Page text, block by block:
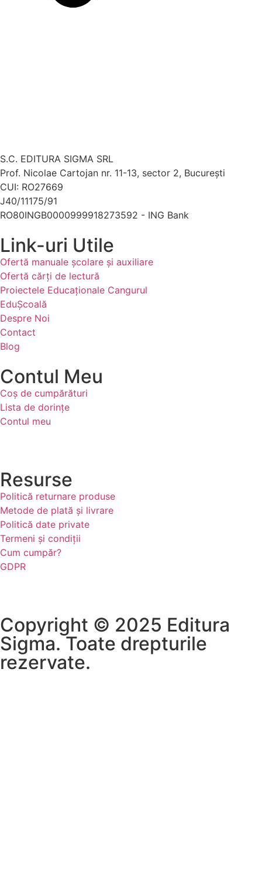
S.C. EDITURA SIGMA SRL
Prof. Nicolae Cartojan nr. 11-13, sector 2, București
CUI: RO27669
J40/11175/91
RO80INGB0000999918273592 - ING Bank
Link-uri Utile
Ofertă manuale şcolare şi auxiliare
Ofertă cărți de lectură
Proiectele Educaţionale Cangurul
EduȘcoală
Despre Noi
Contact
Blog
Contul Meu
Coș de cumpărături
Lista de dorințe
Contul meu
Resurse
Politică returnare produse
Metode de plată și livrare
Politică date private
Termeni și condiții
Cum cumpăr?
GDPR
Copyright © 2025 Editura
Sigma. Toate drepturile
rezervate.